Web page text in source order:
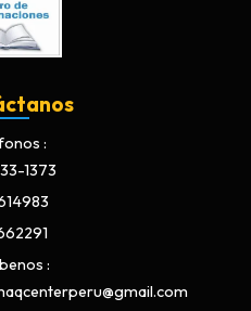
1373